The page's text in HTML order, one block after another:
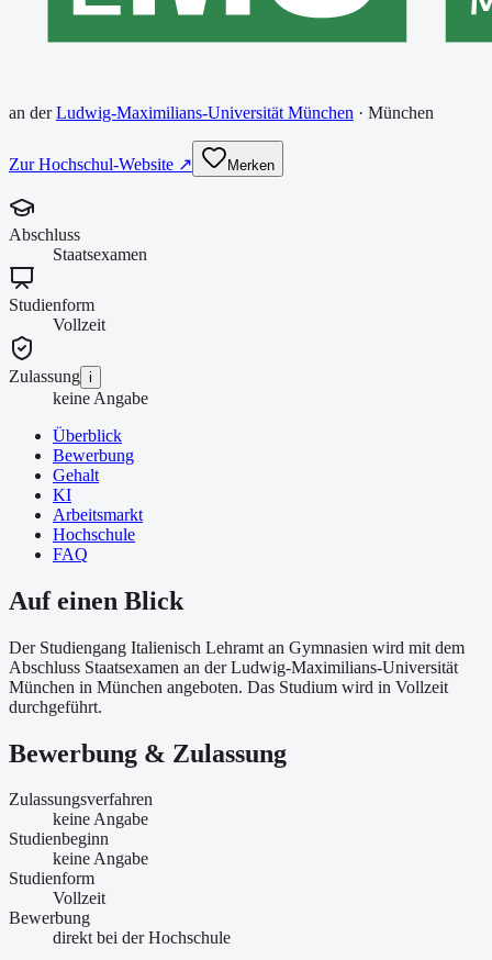
an derLudwig-Maximilians-Universität München · München
Zur Hochschul-Website ↗ Merken
Abschluss
Staatsexamen
Studienform
Vollzeit
Zulassung i
keine Angabe
Überblick
Bewerbung
Gehalt
KI
Arbeitsmarkt
Hochschule
FAQ
Auf einen Blick
Der Studiengang Italienisch Lehramt an Gymnasien wird mit dem
Abschluss Staatsexamen an der Ludwig-Maximilians-Universität
München in München angeboten. Das Studium wird in Vollzeit
durchgeführt.
Bewerbung & Zulassung
Zulassungsverfahren
keine Angabe
Studienbeginn
keine Angabe
Studienform
Vollzeit
Bewerbung
direkt bei der Hochschule